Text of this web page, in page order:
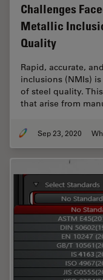
Challenges
Metallic
Quality
Rapid, accurate,
inclusions (NMIs)
of steel quality.
that arise from
Sep 23, 2020